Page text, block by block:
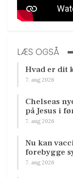
LÆS OGSÅ
Hvad er dit
7. aug 2026
Chelseas
på Jesus i
7. aug 2026
Nu kan
forebygge
7. aug 2026